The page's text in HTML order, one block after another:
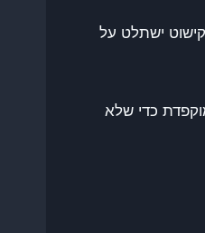
ישתלט על
כדי שלא